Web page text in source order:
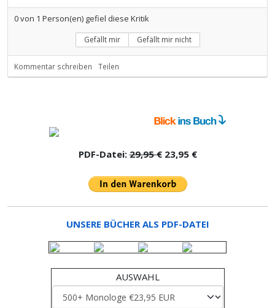
0von 1 Person(en) gefiel diese Kritik
Gefällt mir Gefällt mir nicht
Kommentar schreiben Teilen
PDF-Datei:29,95 €23,95 €
UNSERE BÜCHER ALS PDF-DATEI
AUSWAHL